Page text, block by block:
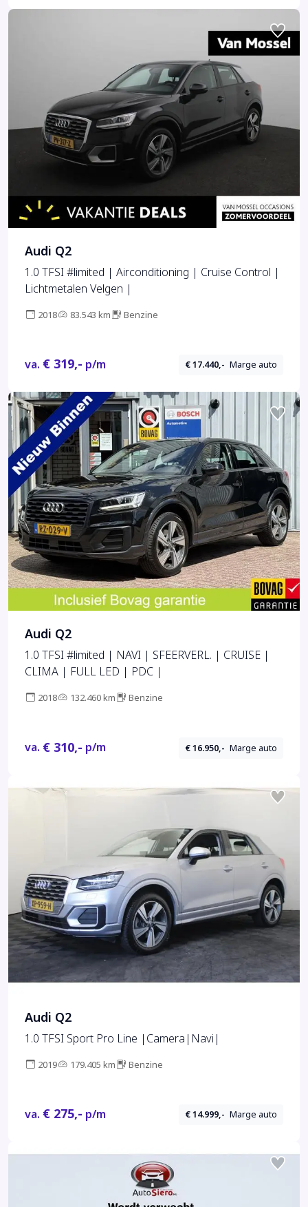
Audi Q2
1.0 TFSI #limited | Airconditioning | Cruise Control |
Lichtmetalen Velgen |
2018 83.543 km Benzine
va. € 319,- p/m € 17.440,- Marge auto
Audi Q2
1.0 TFSI #limited | NAVI | SFEERVERL. | CRUISE |
CLIMA | FULL LED | PDC |
2018 132.460 km Benzine
va. € 310,- p/m € 16.950,- Marge auto
Audi Q2
1.0 TFSI Sport Pro Line |Camera|Navi|
2019 179.405 km Benzine
va. € 275,- p/m € 14.999,- Marge auto